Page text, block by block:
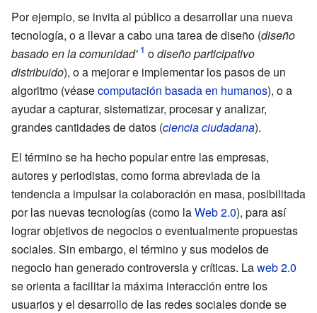
Por ejemplo, se invita al público a desarrollar una nueva
tecnología, o a llevar a cabo una tarea de diseño (diseño
basado en la comunidad'
odiseño participativo
distribuido), o a mejorar e implementar los pasos de un
algoritmo (véasecomputación basada en humanos), o a
ayudar a capturar, sistematizar, procesar y analizar,
grandes cantidades de datos (ciencia ciudadana).
El término se ha hecho popular entre las empresas,
autores y periodistas, como forma abreviada de la
tendencia a impulsar la colaboración en masa, posibilitada
por las nuevas tecnologías (como laWeb 2.0), para así
lograr objetivos de negocios o eventualmente propuestas
sociales. Sin embargo, el término y sus modelos de
negocio han generado controversia y críticas. Laweb 2.0
se orienta a facilitar la máxima interacción entre los
usuarios y el desarrollo de las redes sociales donde se